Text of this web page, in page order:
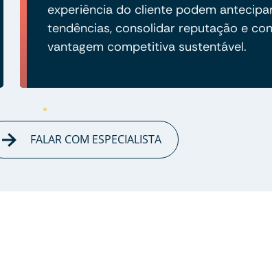
experiência do cliente podem
tendências, consolidar reputação e
vantagem competitiva sustentável.
FALAR COM ESPECIALISTA